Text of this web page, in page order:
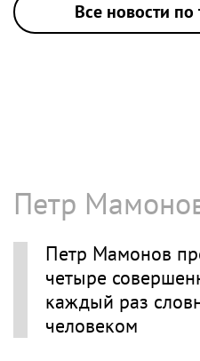
Все новости по
Петр
Петр Мамонов
четыре
каждый раз
человеком